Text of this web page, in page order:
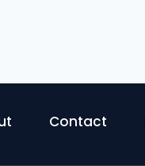
Contact